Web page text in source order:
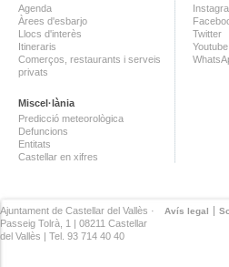
Agenda
Àrees d'esbarjo
Llocs d'interès
Itineraris
Comerços, restaurants i serveis
privats
Miscel·lània
Predicció meteorològica
Defuncions
Entitats
Castellar en xifres
Twitter
Youtube
Avís legal
Ajuntament de Castellar del Vallès ·
Passeig Tolrà, 1 | 08211 Castellar
del Vallès | Tel. 93 714 40 40